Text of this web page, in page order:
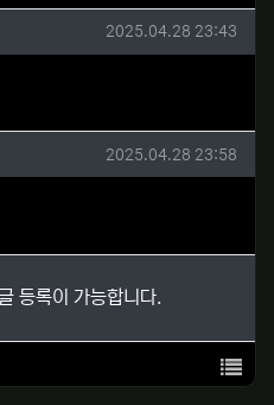
글 작성일
2025.04.28 23:43
글 작성일
2025.04.28 23:58
등록이 가능합니다.
목록